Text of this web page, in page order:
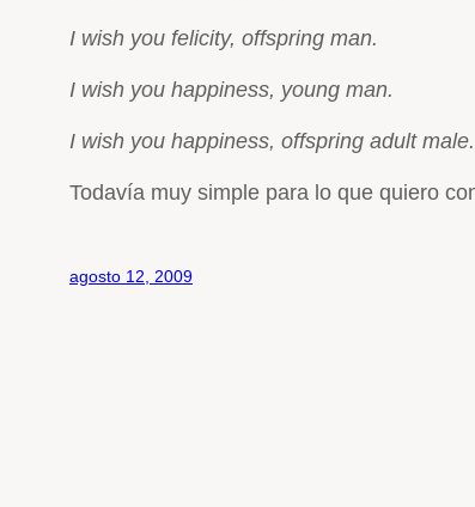
I wish you felicity, offspring man.
I wish you happiness, young man.
I wish you happiness, offspring adult male.
Todavía muy simple para lo que quiero
agosto 12, 2009